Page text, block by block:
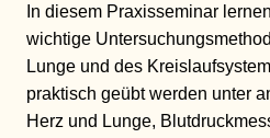
In diesem Praxisseminar
wichtige
Lunge und des
praktisch geübt werden unter
Herz und Lunge,